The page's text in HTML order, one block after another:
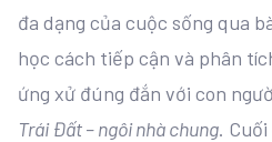
đa dạng của cuộc sống qua
học cách tiếp cận và phân
ứng xử đúng đắn với con
Trái Đất – ngôi nhà chung.